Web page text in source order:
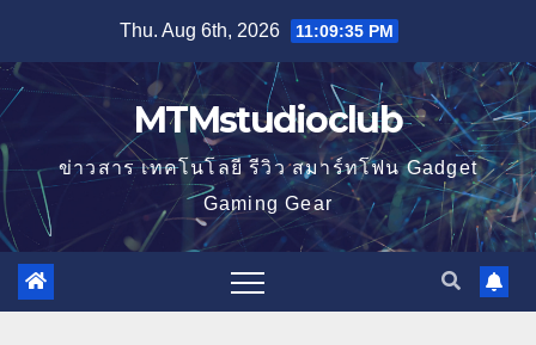
content
Thu. Aug 6th, 2026 11:09:36 PM
MTMstudioclub
ข่าวสาร เทคโนโลยี รีวิว สมาร์ทโฟน Gadget
Gaming Gear